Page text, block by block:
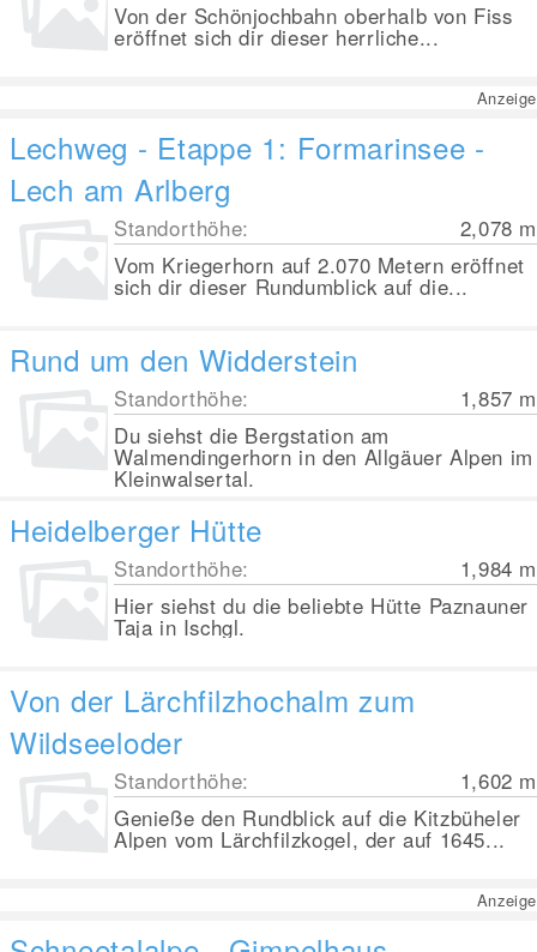
Von der Schönjochbahn oberhalb von Fiss
eröffnet sich dir dieser herrliche...
Anzeige
Lechweg - Etappe 1: Formarinsee -
Lech am Arlberg
Standorthöhe: 2,078 m
Vom Kriegerhorn auf 2.070 Metern eröffnet
sich dir dieser Rundumblick auf die...
Rund um den Widderstein
Standorthöhe: 1,857 m
Du siehst die Bergstation am
Walmendingerhorn in den Allgäuer Alpen im
Kleinwalsertal.
Heidelberger Hütte
Standorthöhe: 1,984 m
Hier siehst du die beliebte Hütte Paznauner
Taja in Ischgl.
Von der Lärchfilzhochalm zum
Wildseeloder
Standorthöhe: 1,602 m
Genieße den Rundblick auf die Kitzbüheler
Alpen vom Lärchfilzkogel, der auf 1645...
Anzeige